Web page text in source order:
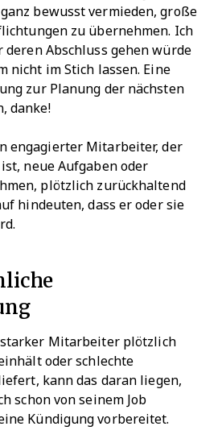
bewusst vermieden, große
zu übernehmen. Ich
deren Abschluss gehen würde
nicht im Stich lassen. Eine
zur Planung der nächsten
danke!
engagierter Mitarbeiter, der
neue Aufgaben oder
plötzlich zurückhaltend
hindeuten, dass er oder sie
Mitarbeiter plötzlich
oder schlechte
kann das daran liegen,
schon von seinem Job
Kündigung vorbereitet.